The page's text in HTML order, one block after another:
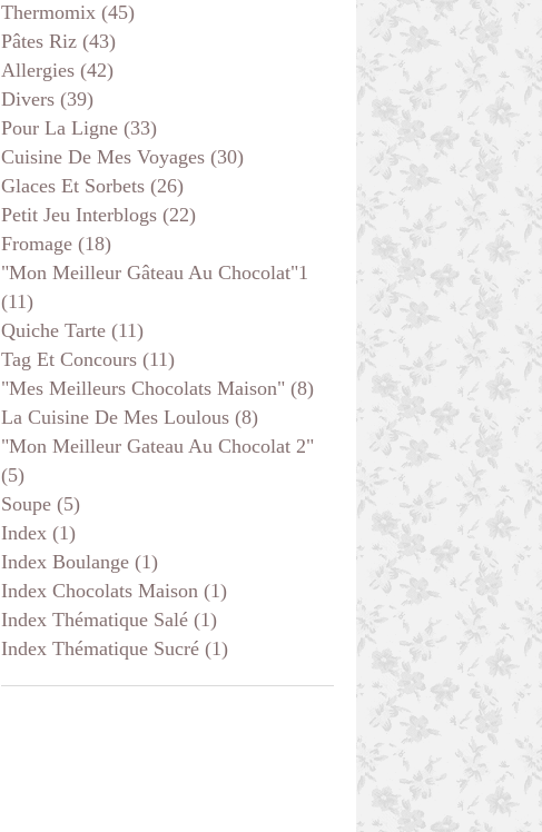
Thermomix (45)
Pâtes Riz (43)
Allergies (42)
Divers (39)
Pour La Ligne (33)
Cuisine De Mes Voyages (30)
Glaces Et Sorbets (26)
Petit Jeu Interblogs (22)
Fromage (18)
"mon Meilleur Gâteau Au Chocolat"1
(11)
Quiche Tarte (11)
Tag Et Concours (11)
"mes Meilleurs Chocolats Maison" (8)
La Cuisine De Mes Loulous (8)
"mon Meilleur Gateau Au Chocolat 2"
(5)
Soupe (5)
Index (1)
Index Boulange (1)
Index Chocolats Maison (1)
Index Thématique Salé (1)
Index Thématique Sucré (1)